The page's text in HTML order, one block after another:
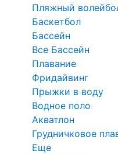
Пляжный
Баскетбол
Бассейн
Все Бассейн
Плавание
Фридайвинг
Прыжки в воду
Водное поло
Акватлон
Грудничковое
Еще